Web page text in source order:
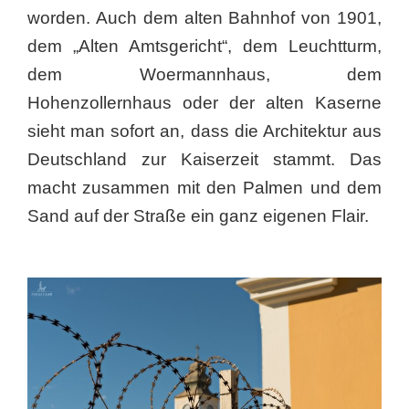
worden. Auch dem alten Bahnhof von 1901,
dem „Alten Amtsgericht“, dem Leuchtturm,
dem Woermannhaus, dem
Hohenzollernhaus oder der alten Kaserne
sieht man sofort an, dass die Architektur aus
Deutschland zur Kaiserzeit stammt. Das
macht zusammen mit den Palmen und dem
Sand auf der Straße ein ganz eigenen Flair.